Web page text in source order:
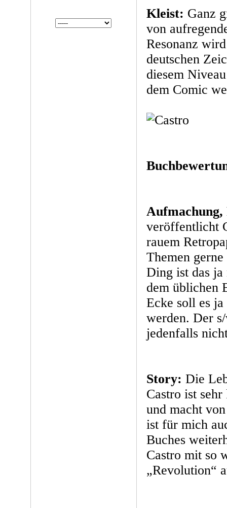
Kleist: Ganz
von
Resonanz
deutschen
diesem
dem Comic
Aufmachung,
veröffentlicht
rauem
Themen
Ding ist das
dem üblichen
Ecke soll es
werden. Der
jedenfalls
Story: Die
Castro ist
und macht
ist für mich
Buches
Castro mit so
„Revolution“